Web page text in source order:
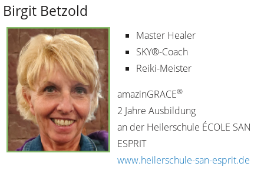
Birgit Betzold
Master Healer
SKY®-Coach
Reiki-Meister
amazinGRACE®
2 Jahre Ausbildung
an der Heilerschule ÉCOLE SAN
ESPRIT
www.heilerschule-san-esprit.de